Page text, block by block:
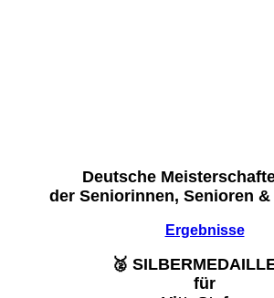
Deutsche
der Seniorinnen, Senioren &
Ergebnisse
🥈
für